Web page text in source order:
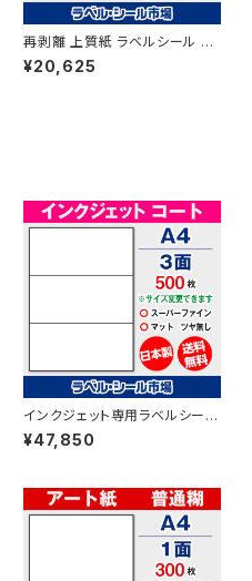
再剥離 上質紙 ラベルシール レ
ーザープリンター専用 A4-5面
シール用紙 500枚 T1Y5Ars
¥20,625
インクジェット専用ラベルシール
マットコートA4-3面 500枚 ス
ーパーファイン T1Y3iA
¥47,850